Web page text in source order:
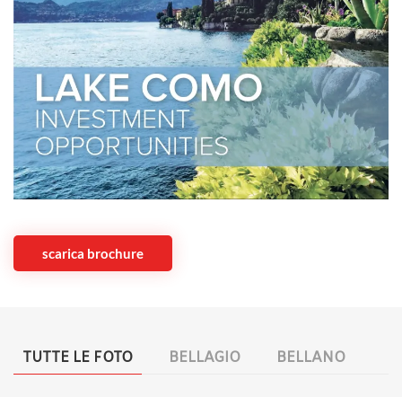
scarica brochure
TUTTE LE FOTO BELLAGIO BELLANO